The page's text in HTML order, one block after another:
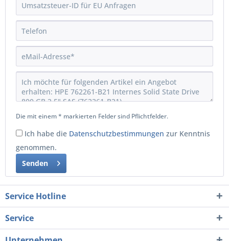
Die mit einem * markierten Felder sind Pflichtfelder.
Ich habe die Datenschutzbestimmungen zur Kenntnis
genommen.
Senden
Service Hotline
Service